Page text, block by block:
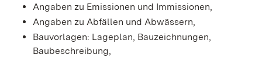
Angaben zu Emissionen und Immissionen,
Angaben zu Abfällen und Abwässern,
Bauvorlagen: Lageplan, Bauzeichnungen,
Baubeschreibung,